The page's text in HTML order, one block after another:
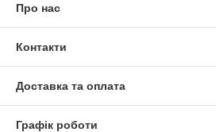
Про нас
Контакти
Доставка та оплата
Графік роботи